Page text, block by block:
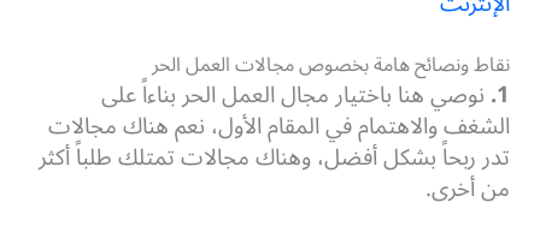
نقاط ونصائح هامة بخصوص مجالات العمل الحر
1. نوصي هنا باختيار مجال العمل الحر بناءاً على
الشغف والاهتمام في المقام الأول، نعم هناك مجالات
تدر ربحاً بشكل أفضل، وهناك مجالات تمتلك طلباً أكثر
من أخرى.